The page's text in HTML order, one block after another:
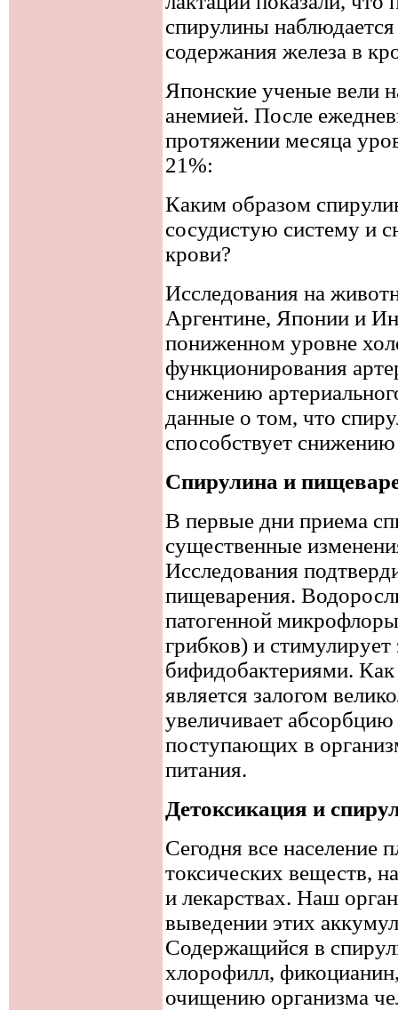
спирулины
содержания железа в
Японские ученые вели
анемией. После
протяжении месяца
21%:
Каким образом
сосудистую систему и
крови?
Исследования на
Аргентине, Японии и
пониженном уровне
функционирования
снижению
данные о том, что
способствует
Спирулина и
В первые дни приема
существенные
Исследования
пищеварения.
патогенной
грибков) и
бифидобактериями.
является залогом
увеличивает
поступающих в
питания.
Детоксикация и
Сегодня все население
токсических веществ,
и лекарствах. Наш
выведении этих
Содержащийся в
хлорофилл,
очищению организма